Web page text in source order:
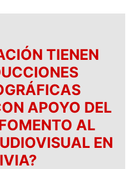
TIENEN
APOYO DEL
AL
EN